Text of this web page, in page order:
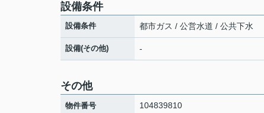
設備条件
設備条件 都市ガス / 公営水道 / 公共下水
設備(その他) -
その他
物件番号 104839810